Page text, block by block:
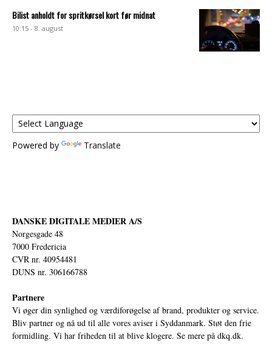
Bilist anholdt for spritkørsel kort før midnat
10:15 - 8. august
Powered by Translate
DANSKE DIGITALE MEDIER A/S
Norgesgade 48
7000 Fredericia
CVR nr. 40954481
DUNS nr. 306166788
Partnere
Vi øger din synlighed og værdiforøgelse af brand, produkter og service.
Bliv partner og nå ud til alle vores aviser i Syddanmark. Støt den frie
formidling. Vi har friheden til at blive klogere. Se mere på dkq.dk.